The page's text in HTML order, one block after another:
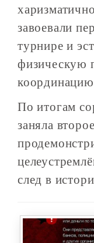
завоевали
турнире и
физическую
По итогам
заняла
след в